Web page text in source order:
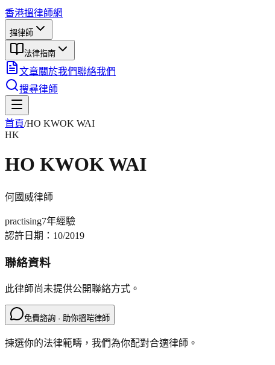
香港搵律師網
搵律師
法律指南
文章關於我們聯絡我們
搜尋律師
首頁/HO KWOK WAI
HK
HO KWOK WAI
何國威律師
practising7年經驗
認許日期： 10/2019
聯絡資料
此律師尚未提供公開聯絡方式。
免費諮詢 · 助你搵啱律師
揀選你的法律範疇，我們為你配對合適律師。